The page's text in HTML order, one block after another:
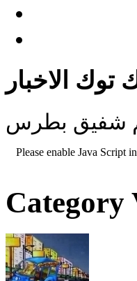
توك الاخبار
شفيق بطرس
Please enable Java Script
Category